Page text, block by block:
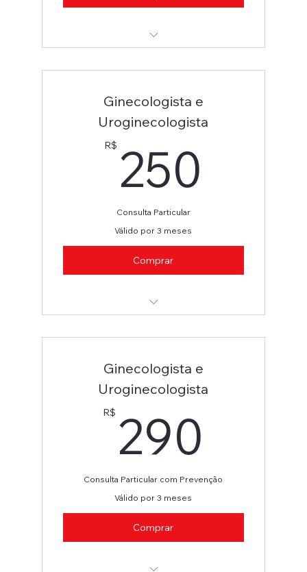
Ginecologista e
Uroginecologista
R$ 250
Consulta Particular
Válido por 3 meses
Comprar
Ginecologista e
Uroginecologista
R$ 290
Consulta Particular com Prevenção
Válido por 3 meses
Comprar